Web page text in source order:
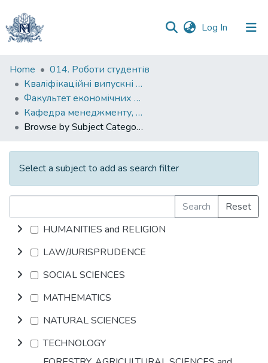
Log In (current)
Communities
&
Collections
All of DSpace
Home
014. Роботи студентів
Кваліфікаційні випускні роботи здобувачів вищої освіти бакалаврських програм
Факультет економічних наук
Кафедра менеджменту, маркетингу та підприємництва
Browse by Subject Category
Select a subject to add as search filter
Search
Reset
HUMANITIES and RELIGION
LAW/JURISPRUDENCE
SOCIAL SCIENCES
MATHEMATICS
NATURAL SCIENCES
TECHNOLOGY